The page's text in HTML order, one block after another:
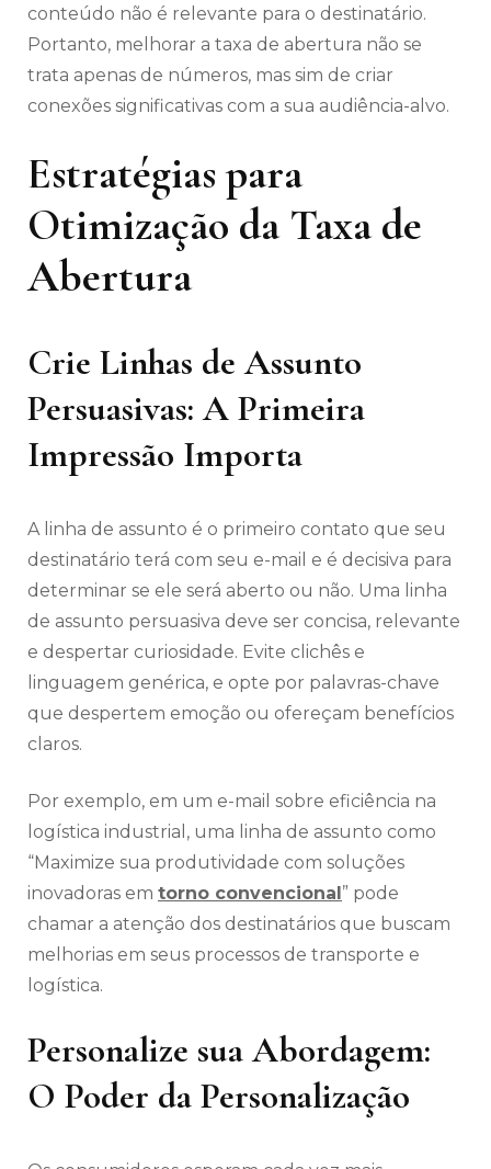
conteúdo não é relevante para o destinatário.
Portanto, melhorar a taxa de abertura não se
trata apenas de números, mas sim de criar
conexões significativas com a sua audiência-alvo.
Estratégias para
Otimização da Taxa de
Abertura
Crie Linhas de Assunto
Persuasivas: A Primeira
Impressão Importa
A linha de assunto é o primeiro contato que seu
destinatário terá com seu e-mail e é decisiva para
determinar se ele será aberto ou não. Uma linha
de assunto persuasiva deve ser concisa, relevante
e despertar curiosidade. Evite clichês e
linguagem genérica, e opte por palavras-chave
que despertem emoção ou ofereçam benefícios
claros.
Por exemplo, em um e-mail sobre eficiência na
logística industrial, uma linha de assunto como
“Maximize sua produtividade com soluções
inovadoras em torno convencional” pode
chamar a atenção dos destinatários que buscam
melhorias em seus processos de transporte e
logística.
Personalize sua Abordagem:
O Poder da Personalização